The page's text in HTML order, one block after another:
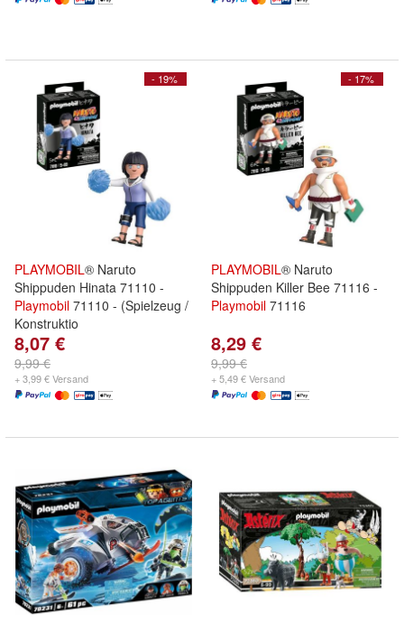
- 19%
PLAYMOBIL® Naruto
Shippuden Hinata 71110 -
Playmobil 71110 - (Spielzeug /
Konstruktio
8,07 €
9,99 €
+ 3,99 € Versand
- 17%
PLAYMOBIL® Naruto
Shippuden Killer Bee 71116 -
Playmobil 71116
8,29 €
9,99 €
+ 5,49 € Versand